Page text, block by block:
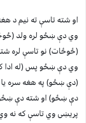
او شته تاسې ته نيم د
وي دې ښځو لره ولد
(ځوځات) نو تاسې لره
وي دې ښځو پس (له
(دې ښځو) په هغه سره
دې ښځو) او شته دې ښځو
پريښى وي تاسې که نه